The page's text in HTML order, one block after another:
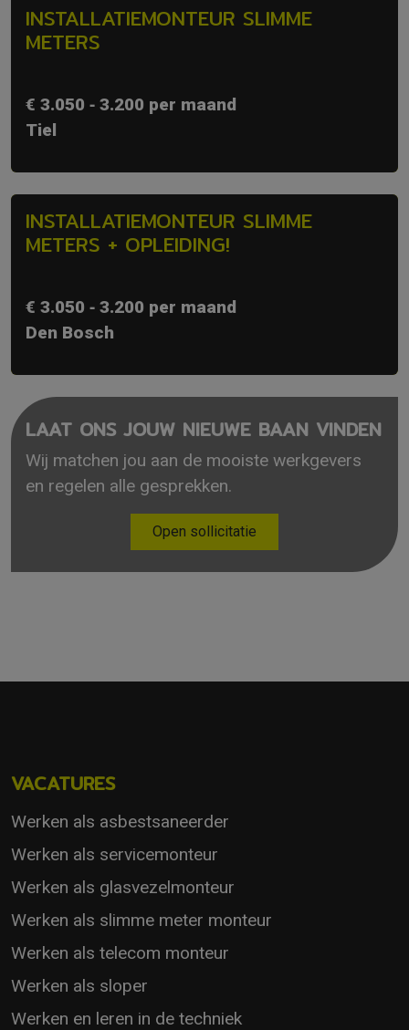
INSTALLATIEMONTEUR SLIMME
METERS
€ 3.050 ‐ 3.200 per maand
Tiel
INSTALLATIEMONTEUR SLIMME
METERS + OPLEIDING!
€ 3.050 ‐ 3.200 per maand
Den Bosch
LAAT ONS JOUW NIEUWE BAAN VINDEN
Wij matchen jou aan de mooiste werkgevers
en regelen alle gesprekken.
Open sollicitatie
VACATURES
Werken als asbestsaneerder
Werken als servicemonteur
Werken als glasvezelmonteur
Werken als slimme meter monteur
Werken als telecom monteur
Werken als sloper
Werken en leren in de techniek